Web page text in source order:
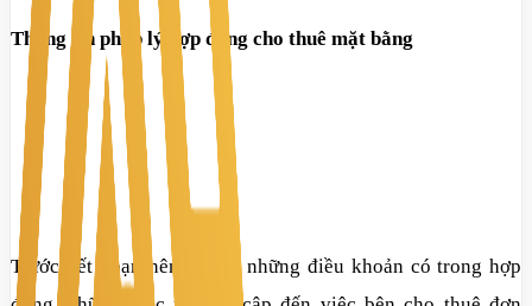
Thông tin pháp lý hợp đồng cho thuê mặt bằng
Trước hết , bạn nên đọc kĩ những điều khoản có trong hợp